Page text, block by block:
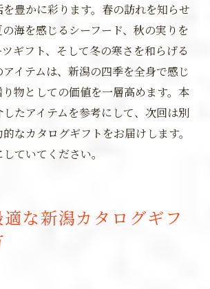
豊かに彩ります。春の訪れを知らせ
海を感じるシーフード、秋の実りを
ギフト、そして冬の寒さを和らげる
イテムは、新潟の四季を全身で感じ
物としての価値を一層高めます。本
たアイテムを参考にして、次回は別
なカタログギフトをお届けします。
ていてください。
な新潟カタログギフ